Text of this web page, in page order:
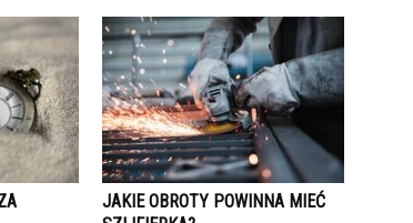
JAKIE OBROTY POWINNA MIEĆ